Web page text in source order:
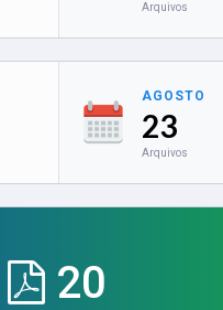
Arquivos
AGOSTO
23
Arquivos
20